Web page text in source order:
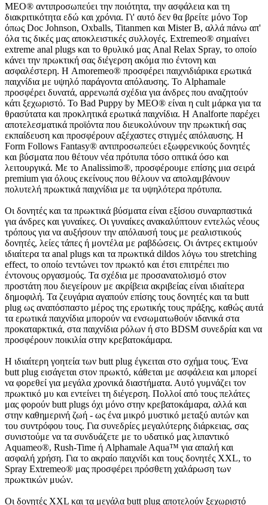
MEO® αντιπροσωπεύει την ποιότητα, την ασφάλεια και τη
διακριτικότητα εδώ και χρόνια. Γι' αυτό δεν θα βρείτε μόνο Top
όπως Doc Johnson, Oxballs, Titanmen και Mister B, αλλά πάνω απ'
όλα τις δικές μας αποκλειστικές συλλογές. Extremeo® σημαίνει
extreme anal plugs και το θρυλικό μας Anal Relax Spray, το οποίο
κάνει την πρωκτική σας διέγερση ακόμα πιο έντονη και
ασφαλέστερη. Η Amoremeo® προσφέρει παιχνιδιάρικα ερωτικά
παιχνίδια με υψηλό παράγοντα απόλαυσης. Το Alphamale
προσφέρει δυνατά, αρρενωπά σχέδια για άνδρες που αναζητούν
κάτι ξεχωριστό. Το Bad Puppy by MEO® είναι η cult μάρκα για τα
θρασύτατα και προκλητικά ερωτικά παιχνίδια. Η Analforte παρέχει
αποτελεσματικά προϊόντα που διευκολύνουν την πρωκτική σας
εκπαίδευση και προσφέρουν αξέχαστες στιγμές απόλαυσης. Η
Form Follows Fantasy® αντιπροσωπεύει εξωφρενικούς δονητές
και βύσματα που θέτουν νέα πρότυπα τόσο οπτικά όσο και
λειτουργικά. Με το Analissimo®, προσφέρουμε επίσης μια σειρά
premium για όλους εκείνους που θέλουν να απολαμβάνουν
πολυτελή πρωκτικά παιχνίδια με τα υψηλότερα πρότυπα.
Οι δονητές και τα πρωκτικά βύσματα είναι εξίσου συναρπαστικά
για άνδρες και γυναίκες. Οι γυναίκες ανακαλύπτουν εντελώς νέους
τρόπους για να αυξήσουν την απόλαυσή τους με ρεαλιστικούς
δονητές, λείες τάπες ή μοντέλα με ραβδώσεις. Οι άντρες εκτιμούν
ιδιαίτερα τα anal plugs και τα πρωκτικά dildos λόγω του stretching
effect, το οποίο τεντώνει τον πρωκτό και έτσι επιτρέπει πιο
έντονους οργασμούς. Τα σχέδια με προσανατολισμό στον
προστάτη που διεγείρουν με ακρίβεια ακριβείας είναι ιδιαίτερα
δημοφιλή. Τα ζευγάρια αγαπούν επίσης τους δονητές και τα butt
plug ως αναπόσπαστο μέρος της ερωτικής τους πράξης, καθώς αυτά
τα ερωτικά παιχνίδια μπορούν να ενσωματωθούν ιδανικά στα
προκαταρκτικά, στα παιχνίδια ρόλων ή στο BDSM συνεδρία και να
προσφέρουν ποικιλία στην κρεβατοκάμαρα.
Η ιδιαίτερη γοητεία των butt plug έγκειται στο σχήμα τους. Ένα
butt plug εισάγεται στον πρωκτό, κάθεται με ασφάλεια και μπορεί
να φορεθεί για μεγάλα χρονικά διαστήματα. Αυτό γυμνάζει τον
πρωκτικό μυ και εντείνει τη διέγερση. Πολλοί από τους πελάτες
μας φορούν butt plugs όχι μόνο στην κρεβατοκάμαρα, αλλά και
στην καθημερινή ζωή - ως ένα μικρό μυστικό μεταξύ αυτών και
του συντρόφου τους. Για συνεδρίες μεγαλύτερης διάρκειας, σας
συνιστούμε να τα συνδυάζετε με το υδατικό μας λιπαντικό
Aquameo®, Rush-Time ή Alphamale Aqua™ για απαλή και
ασφαλή χρήση. Για το ακραίο παιχνίδι και τους δονητές XXL, το
Spray Extremeo® μας προσφέρει πρόσθετη χαλάρωση των
πρωκτικών μυών.
Οι δονητές XXL και τα μεγάλα butt plug αποτελούν ξεχωριστό